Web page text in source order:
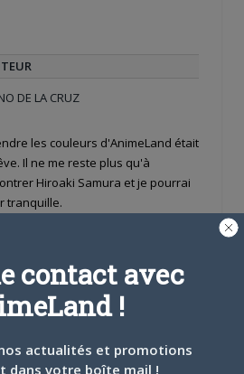
DE LA CRUZ
les couleurs d'AnimeLand était
Il ne me reste plus qu'à
Hiroaki Samura et je pourrai
tranquille.
0
contact avec
!
actualités et promotions
dans votre boîte mail !